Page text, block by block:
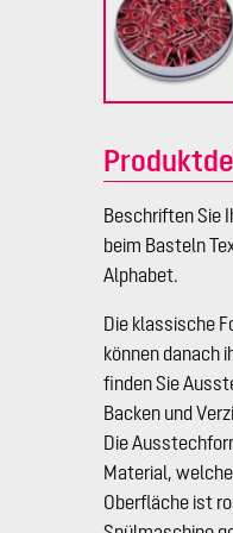
Beschriften Sie
beim Basteln
Alphabet.
Die klassische
können danach
finden Sie
Backen und
Die
Material,
Oberfläche ist